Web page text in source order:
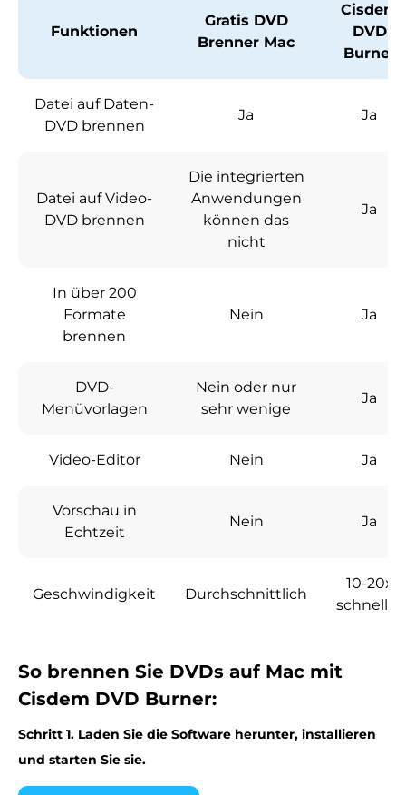
Funktionen
Gratis DVD
Brenner Mac
Cisdem
DVD
Burner
Datei auf Daten-
DVD brennen
Ja Ja
Datei auf Video-
DVD brennen
Die integrierten
Anwendungen
können das
nicht
Ja
In über 200
Formate
brennen
Nein Ja
DVD-
Menüvorlagen
Nein oder nur
sehr wenige
Ja
Video-Editor Nein Ja
Vorschau in
Echtzeit
Nein Ja
Geschwindigkeit Durchschnittlich
10-20x
schneller
So brennen Sie DVDs auf Mac mit
Cisdem DVD Burner:
Schritt 1. Laden Sie die Software herunter, installieren
und starten Sie sie.